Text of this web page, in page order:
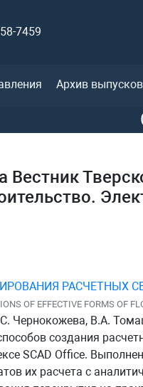
7459
Архив выпусков
РАСЧЕТНЫХ
OF EFFECTIVE FORMS OF
Чернокожева, В.А.
создания
SCAD Office.
их расчета с